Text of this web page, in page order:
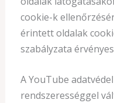
cookie-k
érintett oldalak
szabályzata
A YouTube
rendszerességgel